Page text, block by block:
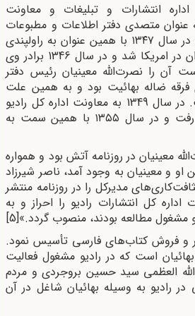
انتشارات و تبلیغات و معاونت
از ساواک به عنوان متصدی دفتر اطلاعات و مطبوعات
ایران و سپس رایزن مطبوعاتی سفارت ایران در لندن، منصوب شد و در سال ۱۳۴۷ با همین عنوان به راولپندی
پاکستان منتقل گردید و یک سال بعد، وابسته مطبوعاتی سفارت ایران در امریکا شد و در سال 1346 برادر وی
آن را نصرت‌الله معینیان رئیس دفتر
ضاله بهائیت بود و به همین علت
ازدواج وی با خانم فروزنده اربابی ـ که مسلمان بود ـ صورت نگرفت. در سال 1349 به معاونت اداره کل رادیو
تهران رسید و در سال 1352 به عنوان سرکنسول به تگزاس امریکا رفت و در سال ۱۳۵۵ با همین سمت به
معینیان در روزنامه آتش بود و همواره
و معینیان به وجود آمد، ناصر شیرزاد
مدیرکل را در روزنامه منتشر
کل انتشارات رادیو را احراز و به
مشغول مطالعه بودند، منصوب گردد.»[5]
در زمینه نشر و فروش کتاب‌های فارسی تأسیس نمود.
است که در رادیو مشغول فعالیت
العظمی سید حسین بروجردی و مردم
رادیو به وسیله بهائیان شاغل در آن